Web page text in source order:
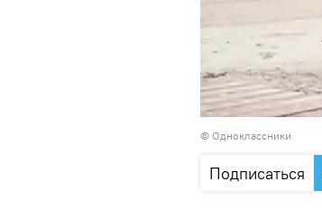
© Одноклассники
Подписаться